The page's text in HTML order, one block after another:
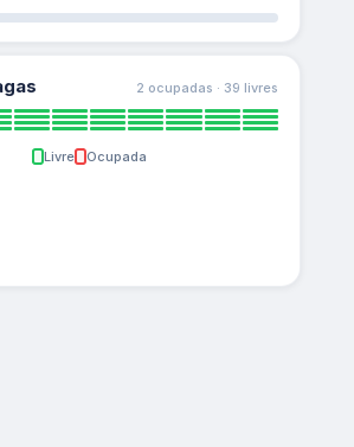
2 ocupadas · 39 livres
Livre Ocupada